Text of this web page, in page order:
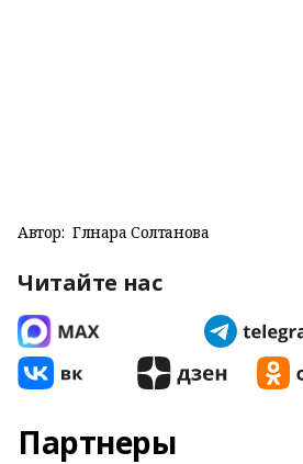
Автор: Гөлнара Солтанова
Читайте нас
Партнеры